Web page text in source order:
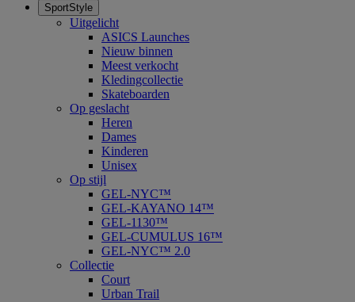
SportStyle
Uitgelicht
ASICS Launches
Nieuw binnen
Meest verkocht
Kledingcollectie
Skateboarden
Op geslacht
Heren
Dames
Kinderen
Unisex
Op stijl
GEL-NYC™
GEL-KAYANO 14™
GEL-1130™
GEL-CUMULUS 16™
GEL-NYC™ 2.0
Collectie
Court
Urban Trail